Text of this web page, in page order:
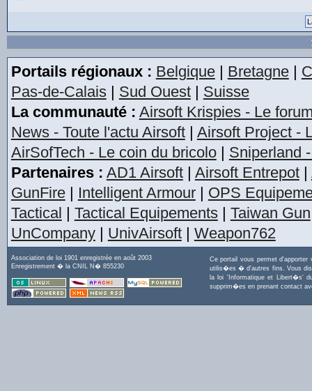
Portails régionaux : Belgique| Bretagne|
Pas-de-Calais| Sud Ouest| Suisse
La communauté : Airsoft Krispies - Le
News - Toute l'actu Airsoft| Airsoft Project -
AirSofTech - Le coin du bricolo| Sniperland
Partenaires : AD1 Airsoft| Airsoft Entrepot|
GunFire| Intelligent Armour| OPS
Tactical | Tactical Equipements| Taiwan Gun
UnCompany| UnivAirsoft| Weapon762
Association de loi 1901 enregistrée en août 2003
Enregistrement � la CNIL N� 855230
Ce portail vous permet
utilis�es � d'autres fins. Vous
la loi 'Informatique et Libert�s'
supprim�es en prenant contact